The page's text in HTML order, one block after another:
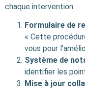
chaque intervention :
Formulaire de
« Cette
vous pour
Système de
identifier les
Mise à jour